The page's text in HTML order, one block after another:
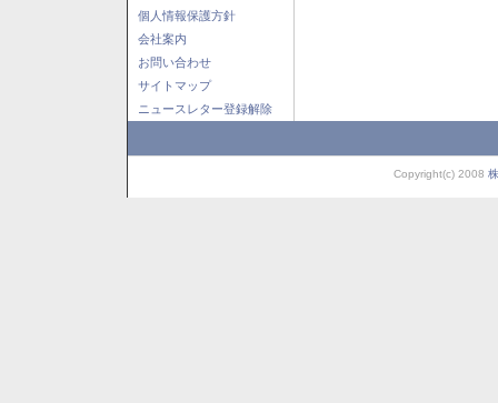
個人情報保護方針
会社案内
お問い合わせ
サイトマップ
ニュースレター登録解除
Copyright(c) 2008